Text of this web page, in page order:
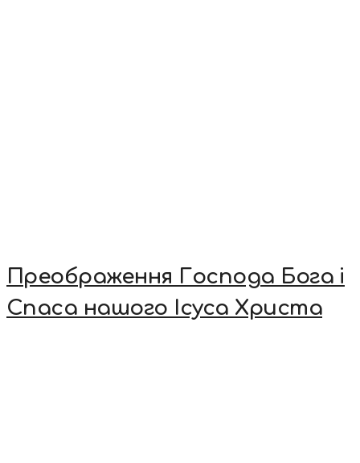
Преображення Господа Бога і
Спаса нашого Ісуса Христа